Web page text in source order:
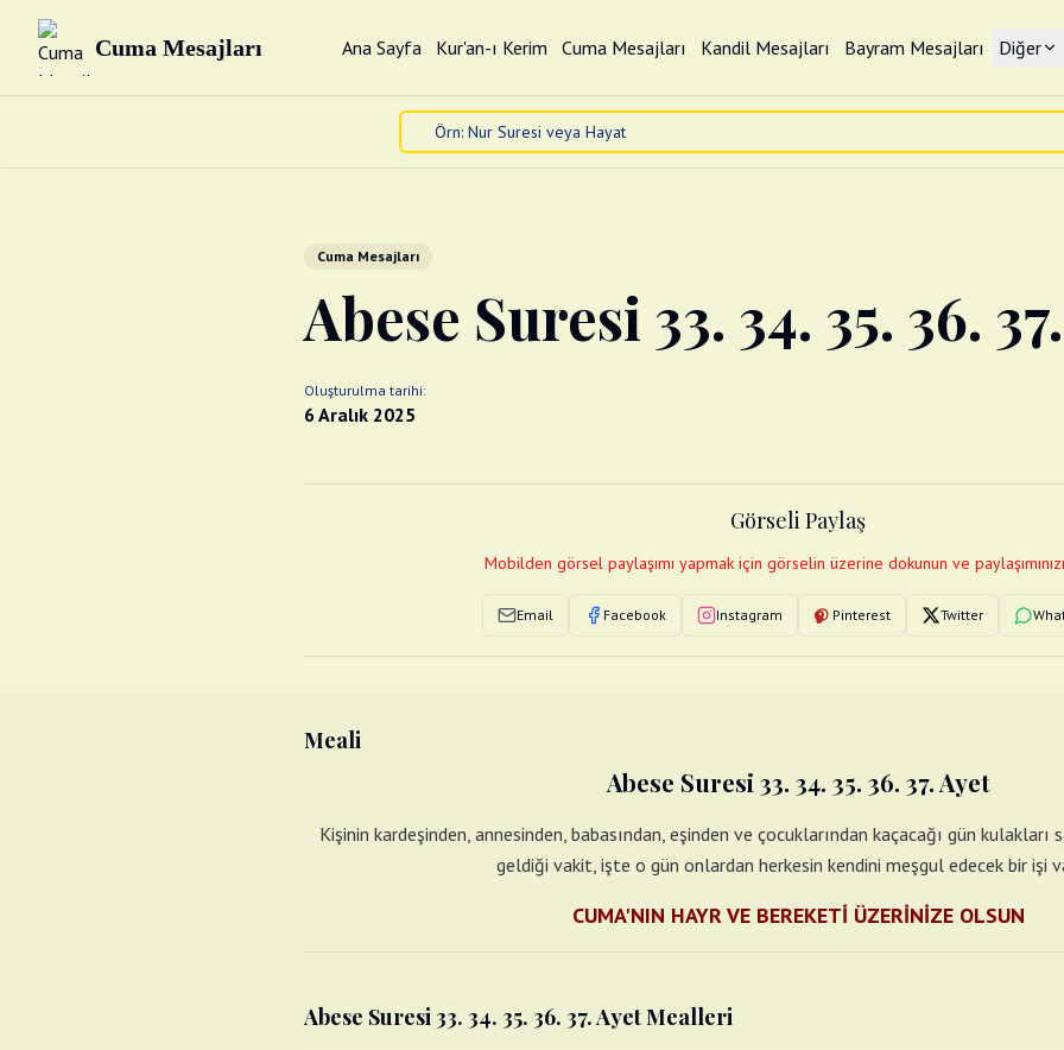
Cuma Mesajları Ana Sayfa Kur'an-ı Kerim Cuma Mesajları Kandil Mesajları Bayram Mesajları Diğer
Cuma Mesajları
Abese Suresi 33. 34. 35. 36.
Oluşturulma tarihi:
6 Aralık 2025
Görseli Paylaş
Mobilden görsel paylaşımı yapmak için görselin üzerine dokunun ve
Email Facebook Instagram Pinterest Twitter
Meali
Abese Suresi 33. 34. 35. 36. 37. Ayet
Kişinin kardeşinden, annesinden, babasından, eşinden ve çocuklarından kaçacağı gün kulakları
geldiği vakit, işte o gün onlardan herkesin kendini meşgul edecek bir işi
CUMA'NIN HAYR VE BEREKETİ ÜZERİNİZE OLSUN
Abese Suresi 33. 34. 35. 36. 37. Ayet Mealleri